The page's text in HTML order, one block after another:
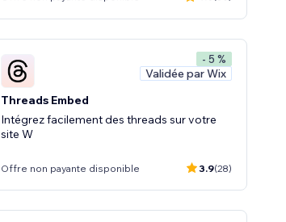
- 5 %
Validée par Wix
Threads Embed
Intégrez facilement des threads sur votre
site W
Offre non payante disponible 3.9(28)